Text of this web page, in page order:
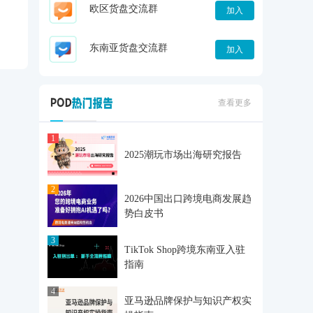
欧区货盘交流群 加入
东南亚货盘交流群 加入
查看更多
1
2025潮玩市场出海研究报告
2
2026中国出口跨境电商发展趋
势白皮书
3
TikTok Shop跨境东南亚入驻
指南
4
亚马逊品牌保护与知识产权实